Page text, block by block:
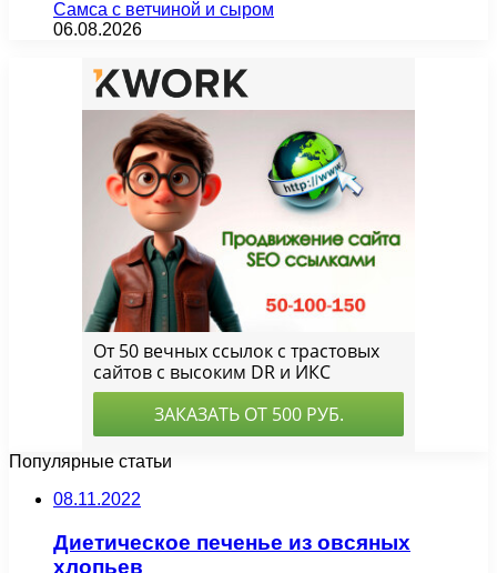
Самса с ветчиной и сыром
06.08.2026
Популярные статьи
08.11.2022
Диетическое печенье из овсяных
хлопьев